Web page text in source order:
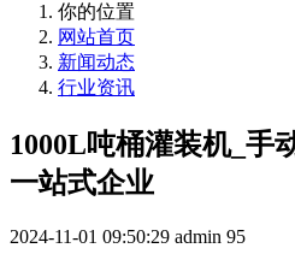
你的位置
网站首页
新闻动态
行业资讯
1000L吨桶灌装机_手
一站式企业
2024-11-01 09:50:29 admin 95